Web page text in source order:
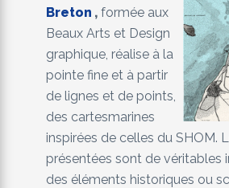
Breton ,formée aux
Beaux Arts et Design
graphique, réalise à la
pointe fine et à partir
de lignes et de points,
des cartesmarines
inspirées de celles du SHOM.
présentées sont de véritables
des éléments historiques ou